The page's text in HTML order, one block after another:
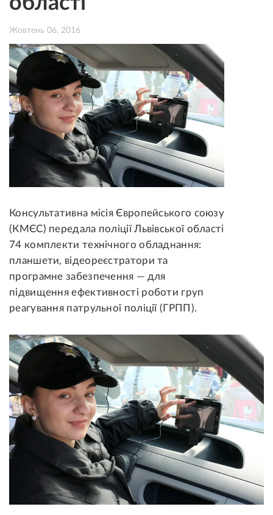
Жовтень 06, 2016
Консультативна місія Європейського союзу
(КМЄС) передала поліції Львівської області
74 комплекти технічного обладнання:
планшети, відеореєстратори та
програмне забезпечення — для
підвищення ефективності роботи груп
реагування патрульної поліції (ГРПП).